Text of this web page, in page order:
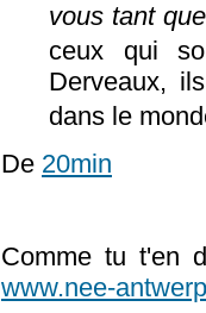
vous tant
ceux qui
Derveaux,
dans le
De 20min
Comme tu t'en
www.nee-